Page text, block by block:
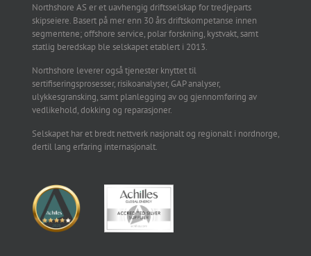
Northshore AS er et uavhengig driftsselskap for tredjeparts
skipseiere. Basert på mer enn 30 års driftskompetanse innen
segmentene; offshore service, polar forskning, kystvakt, samt
statlig beredskap ble selskapet etablert i 2013.
Northshore leverer også tjenester knyttet til
sertifiseringsprosesser, risikoanalyser, GAP analyser,
ulykkesgransking, samt planlegging av og gjennomføring av
vedlikehold, dokking og reparasjoner.
Selskapet har et bredt nettverk nasjonalt og regionalt i nordnorge,
dertil lang erfaring internasjonalt.